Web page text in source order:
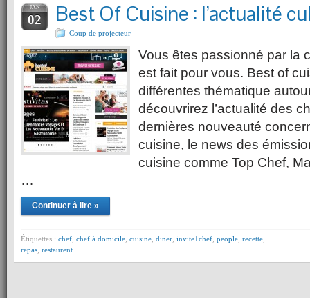
JAN
02 Best Of Cuisine : l’actualité
Coup de projecteur
Vous êtes passionné par la
est fait pour vous. Best of
différentes thématique
découvrirez l’actualité des
dernières nouveauté
cuisine, le news des
cuisine comme Top Chef,
…
Continuer à lire »
Étiquettes : chef chef à domicile cuisine diner invite1chef people recette
repas restaurent